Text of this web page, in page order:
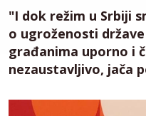
"I dok režim u Srbiji
o ugroženosti
građanima uporno i
nezaustavljivo, jača